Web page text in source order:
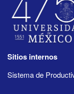
Sitios internos
Sistema de